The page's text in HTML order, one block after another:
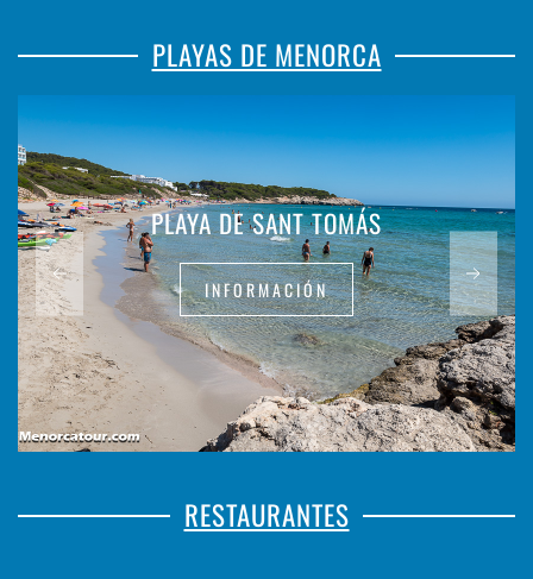
PLAYAS DE MENORCA
PLAYA DE SANT TOMÁS
INFORMACIÓN
RESTAURANTES